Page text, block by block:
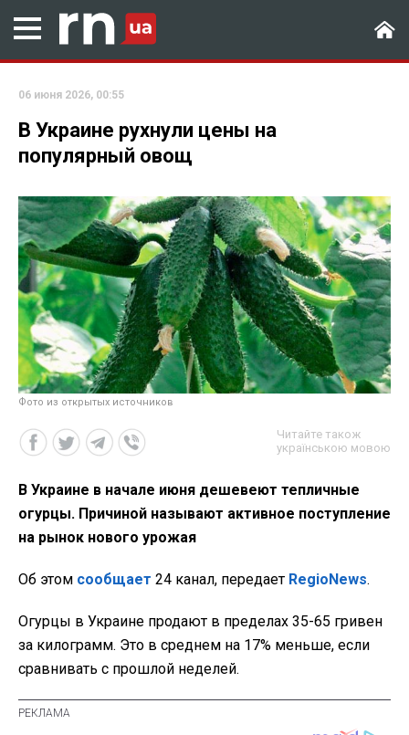
06 июня 2026, 00:55
В Украине рухнули цены на
популярный овощ
Фото из открытых источников
Читайте також
українською мовою
В Украине в начале июня дешевеют тепличные
огурцы. Причиной называют активное поступление
на рынок нового урожая
Об этом сообщает 24 канал, передает RegioNews.
Огурцы в Украине продают в пределах 35-65 гривен
за килограмм. Это в среднем на 17% меньше, если
сравнивать с прошлой неделей.